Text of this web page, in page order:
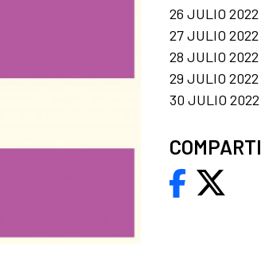
26 JULIO 2022
27 JULIO 2022
28 JULIO 2022
29 JULIO 2022
30 JULIO 2022